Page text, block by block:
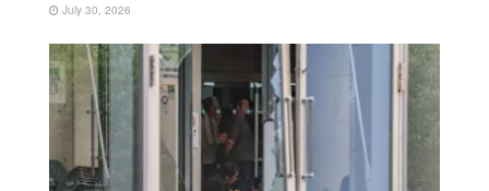
July 30, 2026